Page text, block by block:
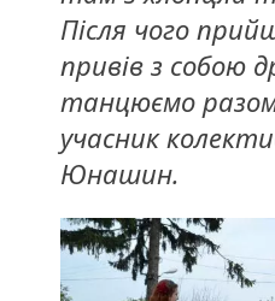
Після чого
привів з собою
танцюємо
учасник
Юнашин.